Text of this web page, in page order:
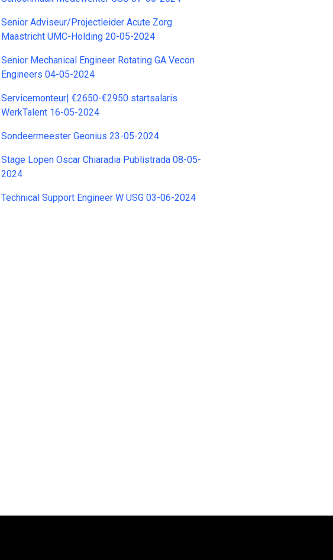
Senior Adviseur/Projectleider Acute Zorg
Maastricht UMC-Holding 20-05-2024
Senior Mechanical Engineer Rotating GA Vecon
Engineers 04-05-2024
Servicemonteur| €2650-€2950 startsalaris
WerkTalent 16-05-2024
Sondeermeester Geonius 23-05-2024
Stage Lopen Oscar Chiaradia Publistrada 08-05-
2024
Technical Support Engineer W USG 03-06-2024